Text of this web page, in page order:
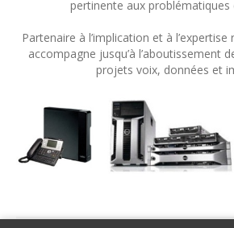
pertinente aux problématiques
Partenaire à l’implication et à
accompagne jusqu’à l’aboutissement
projets voix, données et